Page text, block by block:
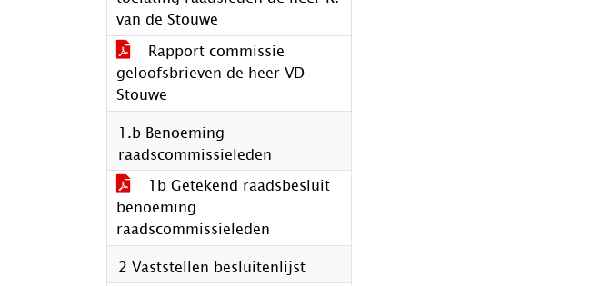
van de Stouwe
Rapport commissie
geloofsbrieven de heer VD
Stouwe
1.b Benoeming
raadscommissieleden
1b Getekend raadsbesluit
benoeming
raadscommissieleden
2 Vaststellen besluitenlijst